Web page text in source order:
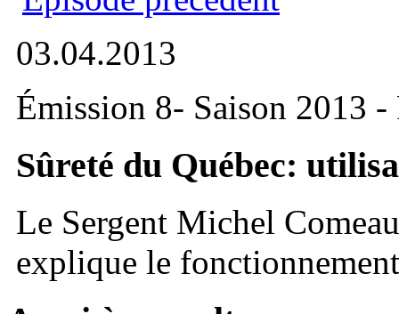
03.04.2013
Émission 8- Saison 2013 -
Sûreté du Québec:
Le Sergent Michel
explique le